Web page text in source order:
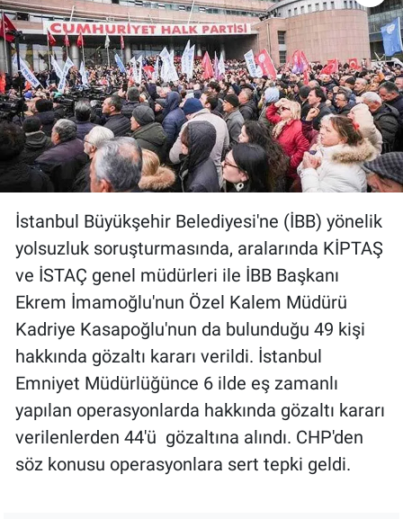
İstanbul Büyükşehir Belediyesi'ne (İBB) yönelik
yolsuzluk soruşturmasında, aralarında KİPTAŞ
ve İSTAÇ genel müdürleri ile İBB Başkanı
Ekrem İmamoğlu'nun Özel Kalem Müdürü
Kadriye Kasapoğlu'nun da bulunduğu 49 kişi
hakkında gözaltı kararı verildi. İstanbul
Emniyet Müdürlüğünce 6 ilde eş zamanlı
yapılan operasyonlarda hakkında gözaltı kararı
verilenlerden 44'ü gözaltına alındı. CHP'den
söz konusu operasyonlara sert tepki geldi.
Gün Ortası
Gündem Özel
Günün görüntüsü
Haber
İlan
Kimdir
Koronavirüs
Kültür Sanat
Ne demişti
Nedir
Popüler